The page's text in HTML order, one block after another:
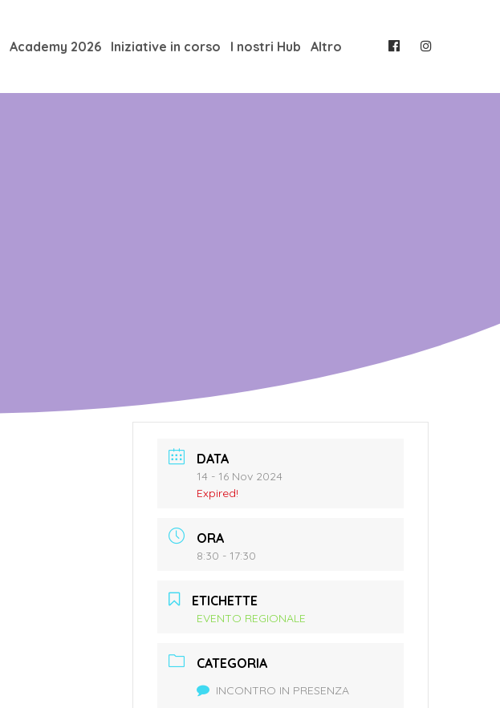
Academy 2026 Iniziative in corso I nostri Hub Altro
DATA
14 - 16 Nov 2024
Expired!
ORA
8:30 - 17:30
ETICHETTE
EVENTO REGIONALE
CATEGORIA
INCONTRO IN PRESENZA